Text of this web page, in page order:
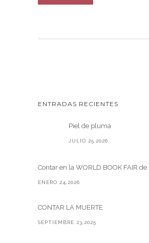
ENTRADAS RECIENTES
Piel de pluma
JULIO 25,2026
Contar en la WORLD BOOK FAIR
ENERO 24,2026
CONTAR LA MUERTE
SEPTIEMBRE 23,2025